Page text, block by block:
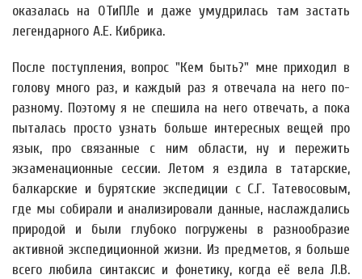
оказалась на ОТиПЛе и даже умудрилась там застать
легендарного А.Е. Кибрика.
После поступления, вопрос "Кем быть?" мне приходил в
голову много раз, и каждый раз я отвечала на него по-
разному. Поэтому я не спешила на него отвечать, а пока
пыталась просто узнать больше интересных вещей про
язык, про связанные с ним области, ну и пережить
экзаменационные сессии. Летом я ездила в татарские,
балкарские и бурятские экспедиции с С.Г. Татевосовым,
где мы собирали и анализировали данные, наслаждались
природой и были глубоко погружены в разнообразие
активной экспедиционной жизни. Из предметов, я больше
всего любила синтаксис и фонетику, когда её вела Л.В.